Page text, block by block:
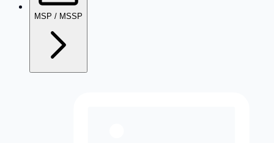
MSP / MSSP